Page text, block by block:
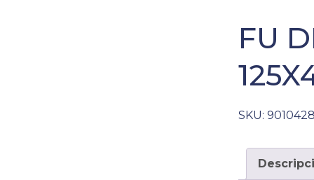
FU
SKU: